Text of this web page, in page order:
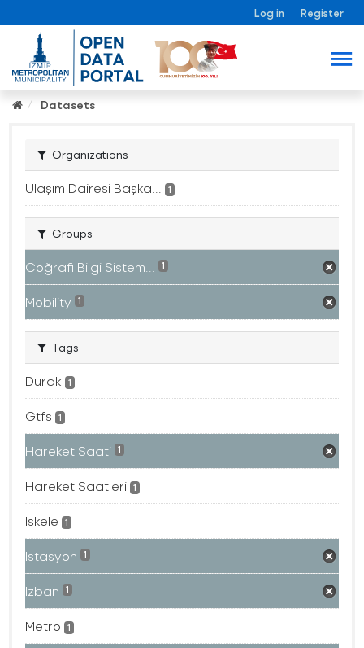
Log in Register
Datasets
Organizations
Ulaşım Dairesi Başka... 1
Groups
Coğrafi Bilgi Sistem... 1
Mobility 1
Tags
Durak 1
Gtfs 1
Hareket Saati 1
Hareket Saatleri 1
Iskele 1
Istasyon 1
Izban 1
Metro 1